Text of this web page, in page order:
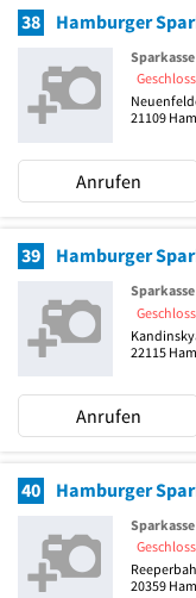
38 Hamburger
Sparkasse
21109
Anrufen
39 Hamburger
Sparkasse
22115
Anrufen
40 Hamburger
Sparkasse
20359